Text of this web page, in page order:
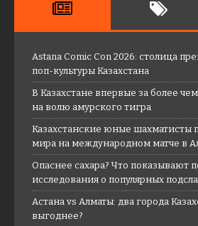
Astana Comic Con 2026: столица
поп-культуры Казахстана
В Казахстане впервые за более
на волю амурского тигра
Казахстанские юные шахматисты
мира на международном матче в
Опаснее сахара? Что показывают
исследования о популярных
Астана vs Алматы: два города
выгоднее?